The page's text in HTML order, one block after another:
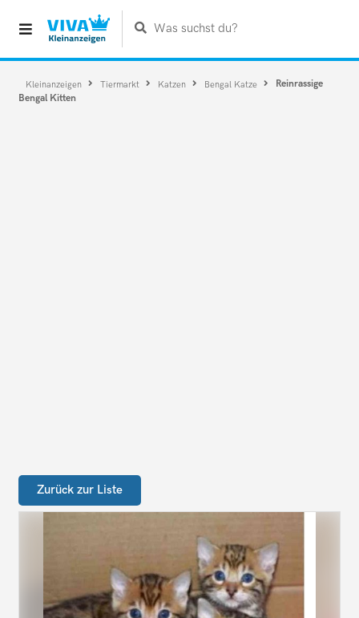
Was suchst du?
Kleinanzeigen Tiermarkt Katzen Bengal Katze
Reinrassige
Bengal Kitten
Zurück zur Liste